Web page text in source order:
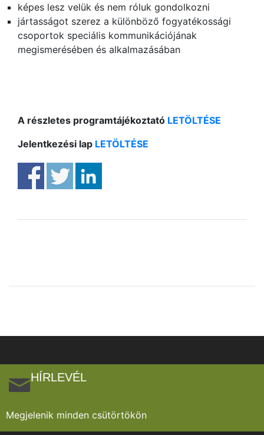
képes lesz velük és nem róluk gondolkozni
jártasságot szerez a különböző fogyatékossági
csoportok speciális kommunikációjának
megismerésében és alkalmazásában
A részletes programtájékoztató LETÖLTÉSE
Jelentkezési lap LETÖLTÉSE
HÍRLEVÉL
Megjelenik minden csütörtökön